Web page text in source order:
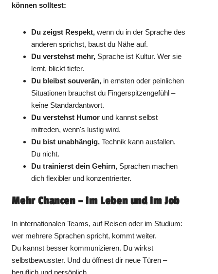
können solltest:
Du zeigst Respekt,wenn du in der Sprache des
anderen sprichst, baust du Nähe auf.
Du verstehst mehr, Sprache ist Kultur. Wer sie
lernt, blickt tiefer.
Du bleibst souverän, in ernsten oder peinlichen
Situationen brauchst du Fingerspitzengefühl –
keine Standardantwort.
Du verstehst Humor und kannst selbst
mitreden, wenn's lustig wird.
Du bist unabhängig,Technik kann ausfallen.
Du nicht.
Du trainierst dein Gehirn, Sprachen machen
dich flexibler und konzentrierter.
Mehr Chancen – im Leben und im Job
In internationalen Teams, auf Reisen oder im Studium:
wer mehrere Sprachen spricht, kommt weiter.
Du kannst besser kommunizieren. Du wirkst
selbstbewusster. Und du öffnest dir neue Türen –
beruflich und persönlich.